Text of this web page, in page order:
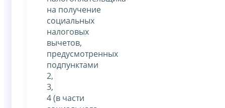
на получение
социальных
налоговых
вычетов,
предусмотренных
подпунктами
2,
3,
4 (в части